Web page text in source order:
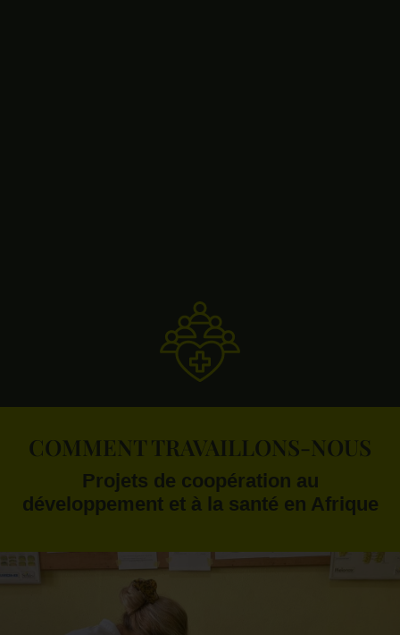
COMMENT TRAVAILLONS-NOUS
Projets de coopération au
développement et à la santé en Afrique